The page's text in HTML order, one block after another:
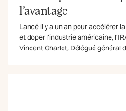
l’avantage
Lancé il y a un an pour accélérer
et doper l’industrie américaine,
Vincent Charlet, Délégué général